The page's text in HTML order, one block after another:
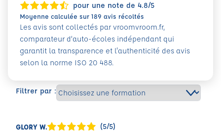
Filtrer par :
GLORY W. (5/5)
pour une note de 4.8/5
Moyenne calculée sur 189 avis récoltés
Les avis sont collectés par vroomvroom.fr,
comparateur d’auto-écoles indépendant qui
garantit la transparence et l'authenticité des avis
selon la norme ISO 20 488.